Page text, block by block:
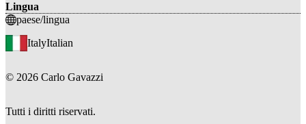
Lingua
paese/lingua
ItalyItalian
© 2026 Carlo Gavazzi
Tutti i diritti riservati.